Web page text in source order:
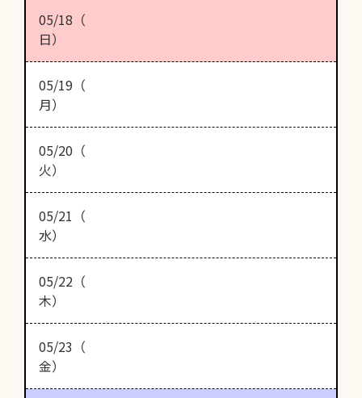
05/18（
日）
05/19（
月）
05/20（
火）
05/21（
水）
05/22（
木）
05/23（
金）